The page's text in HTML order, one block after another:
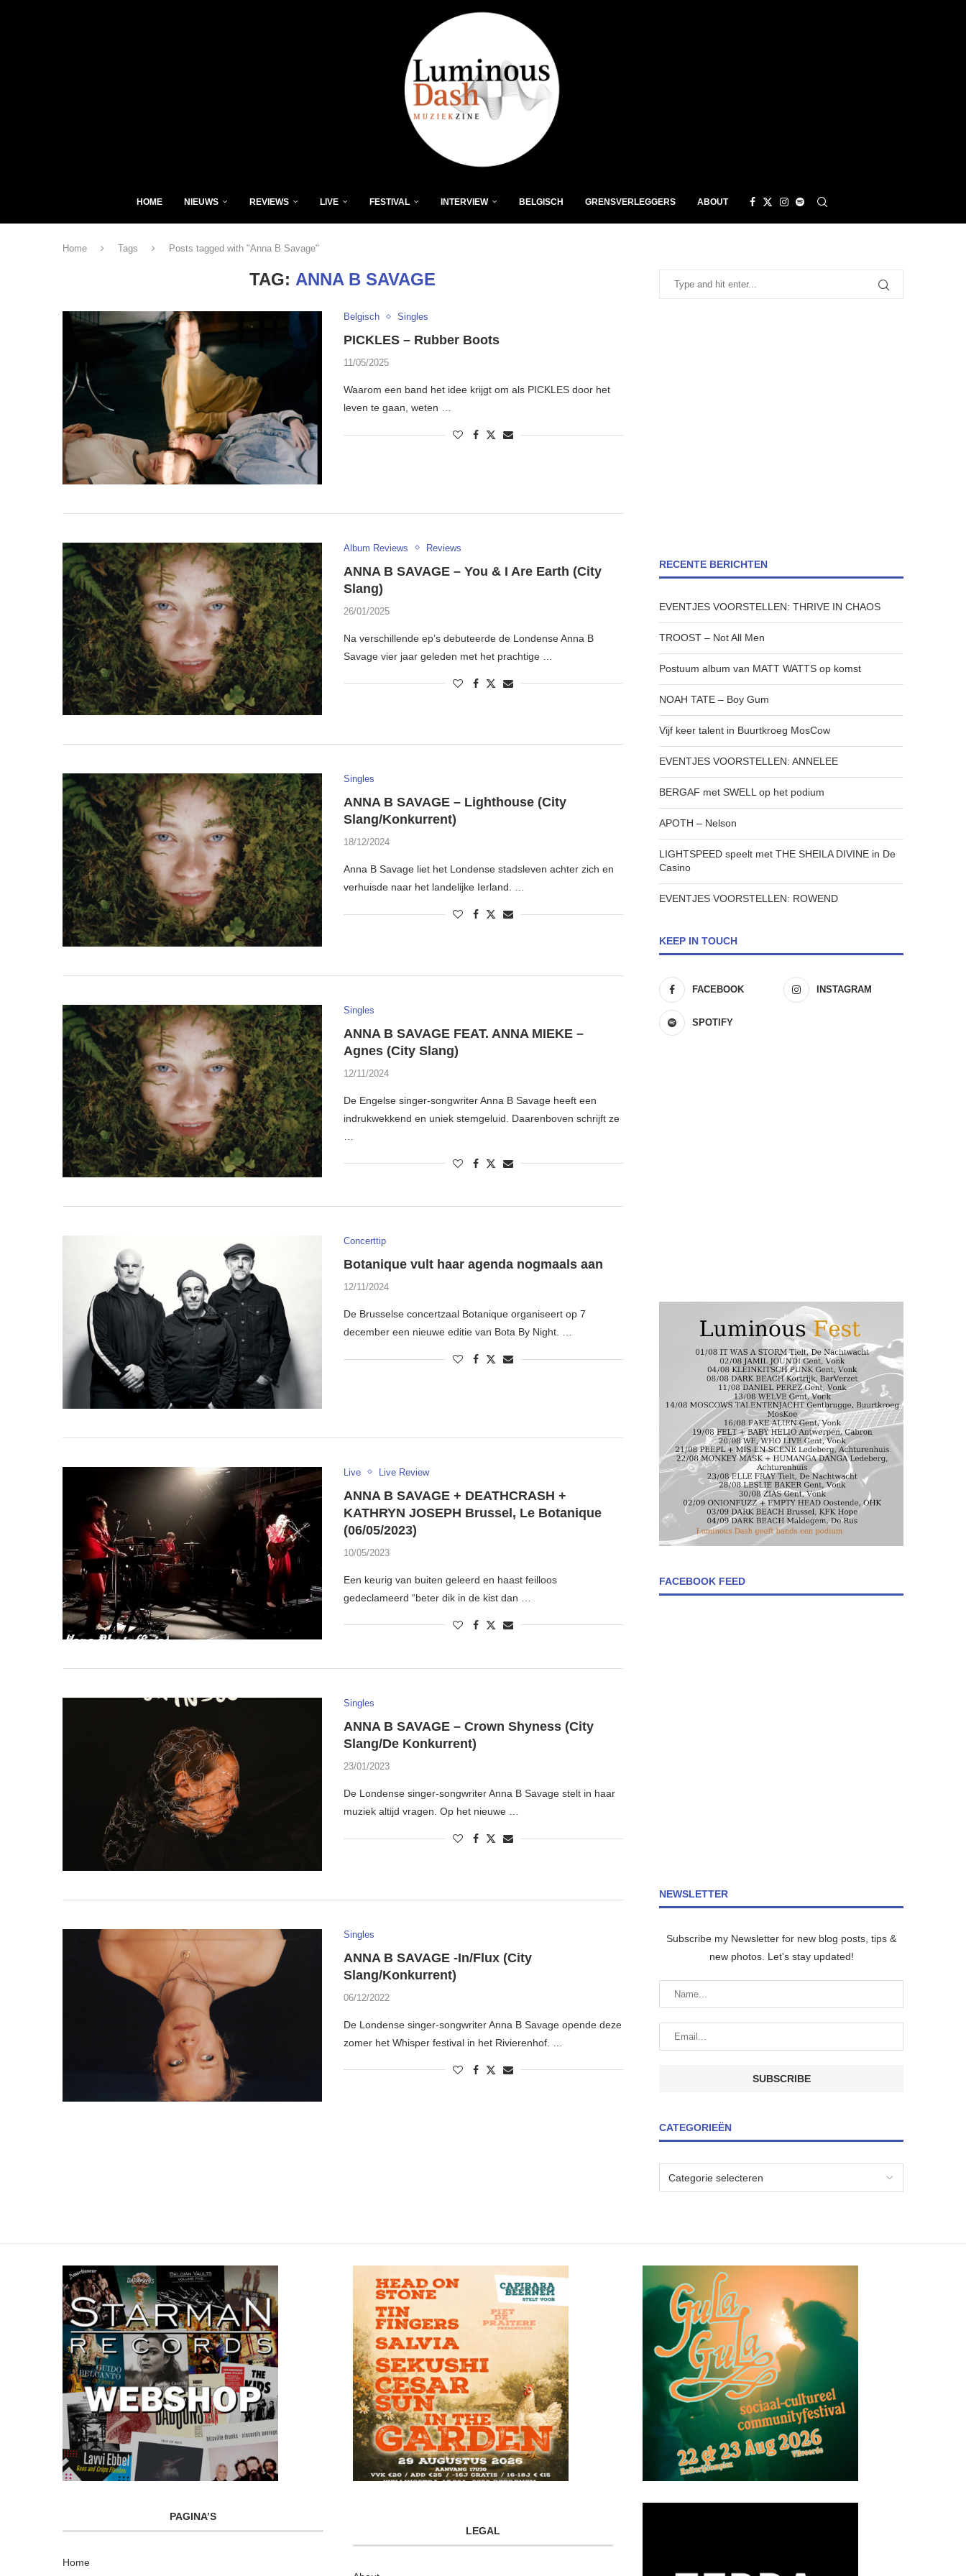
HOME NIEUWS REVIEWS LIVE FESTIVAL INTERVIEW BELGISCH GRENSVERLEGGERS ABOUT
Home Tags Posts tagged with "Anna B Savage"
TAG: ANNA B SAVAGE
Belgisch Singles
PICKLES – Rubber Boots
11/05/2025
Waarom een band het idee krijgt om als PICKLES door het
leven te gaan, weten …
Album Reviews Reviews
ANNA B SAVAGE – You & I Are Earth (City
Slang)
26/01/2025
Na verschillende ep’s debuteerde de Londense Anna B
Savage vier jaar geleden met het prachtige …
Singles
ANNA B SAVAGE – Lighthouse (City
Slang/Konkurrent)
18/12/2024
Anna B Savage liet het Londense stadsleven achter zich en
verhuisde naar het landelijke Ierland. …
Singles
ANNA B SAVAGE FEAT. ANNA MIEKE –
Agnes (City Slang)
12/11/2024
De Engelse singer-songwriter Anna B Savage heeft een
indrukwekkend en uniek stemgeluid. Daarenboven schrijft ze
Concerttip
Botanique vult haar agenda nogmaals aan
12/11/2024
De Brusselse concertzaal Botanique organiseert op 7
december een nieuwe editie van Bota By Night. …
Live Live Review
ANNA B SAVAGE + DEATHCRASH +
KATHRYN JOSEPH Brussel, Le Botanique
(06/05/2023)
10/05/2023
Een keurig van buiten geleerd en haast feilloos
gedeclameerd “beter dik in de kist dan …
Singles
ANNA B SAVAGE – Crown Shyness (City
Slang/De Konkurrent)
23/01/2023
De Londense singer-songwriter Anna B Savage stelt in haar
muziek altijd vragen. Op het nieuwe …
Singles
ANNA B SAVAGE -In/Flux (City
Slang/Konkurrent)
06/12/2022
De Londense singer-songwriter Anna B Savage opende deze
zomer het Whisper festival in het Rivierenhof. …
RECENTE BERICHTEN
EVENTJES VOORSTELLEN: THRIVE IN CHAOS
TROOST – Not All Men
Postuum album van MATT WATTS op komst
NOAH TATE – Boy Gum
Vijf keer talent in Buurtkroeg MosCow
EVENTJES VOORSTELLEN: ANNELEE
BERGAF met SWELL op het podium
APOTH – Nelson
LIGHTSPEED speelt met THE SHEILA DIVINE in De
Casino
EVENTJES VOORSTELLEN: ROWEND
KEEP IN TOUCH
FACEBOOK INSTAGRAM
SPOTIFY
FACEBOOK FEED
NEWSLETTER
Subscribe my Newsletter for new blog posts, tips &
new photos. Let's stay updated!
CATEGORIEËN
PAGINA’S
Home
LEGAL